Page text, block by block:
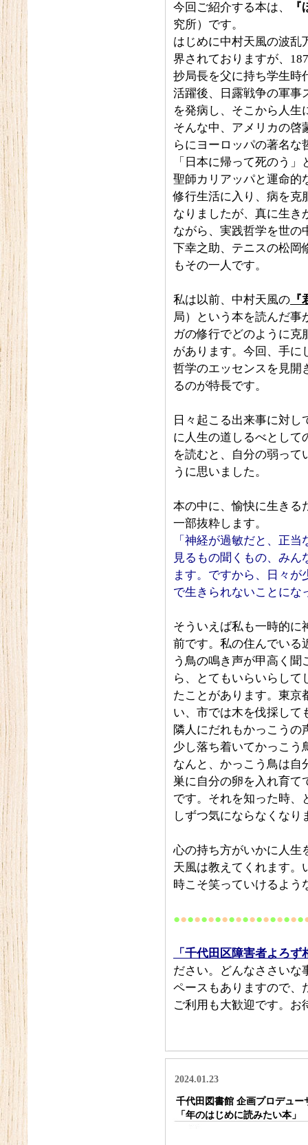
今回ご紹介する本は、
究所）です。
はじめに中村天風の波乱
界されておりますが、
抄局長を父に持ち学生時
活躍後、日露戦争の軍事
を発病し、そこから人生
そんな中、アメリカの啓
らにヨーロッパの著名
「日本に帰って死のう
聖師カリアッパと運命的
修行生活に入り、病を克
なりましたが、真に生き
ながら、実践哲学を世の
下幸之助、テニスの松岡
もその一人です。
私は以前、中村天風の
局）という本を読んだ事
ガの修行でどのように克
があります。今回、手に
哲学のエッセンスを見開
るのが特長です。
日々起こる出来事に対
に人生の道しるべとして
を読むと、自分の弱って
うに思いました。
本の中に、愉快に生きる
一部抜粋します。
「神経が過敏だと、正
見るもの聞くもの、み
ます。ですから、日々
で生きられないことにな
そういえば私も一時的に
前です。私の住んでいる
う鳥の鳴き声が甲高く
ら、とてもいらいらし
たことがあります。東京
い、市では木を伐採して
隣人にだれもかっこうの
少し落ち着いてかっこう
なんと、かっこう鳥は自
巣に自分の卵を入れ育て
です。それを知った時、
しずつ気にならなくなり
心の持ち方がいかに人生
天風は教えてくれます。
時こそ笑っていけるよう
●●●●●●●●●●●●●●●●●●●
「千代田区障害者よろ
ださい。どんなささいな
ペースもありますので、
ご利用も大歓迎です。お
2024.01.23
千代田図書館 企画プロデュー
「年のはじめに読みたい本」